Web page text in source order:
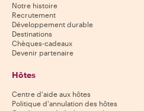
Notre histoire
Recrutement
Développement durable
Destinations
Chèques-cadeaux
Devenir partenaire
Hôtes
Centre d'aide aux hôtes
Politique d'annulation des hôtes